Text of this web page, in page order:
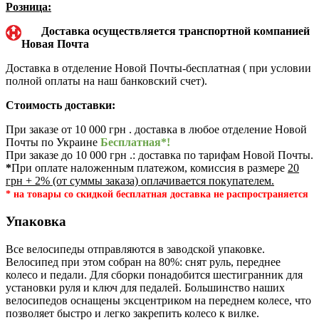
Розница:
Доставка осуществляется транспортной компанией
Новая Почта
Доставка в отделение Новой Почты-бесплатная ( при условии
полной оплаты на наш банковский счет).
Стоимость доставки:
При заказе от 10 000 грн . доставка в любое отделение Новой
Почты по Украине Бесплатная*!
При заказе до 10 000 грн .: доставка по тарифам Новой Почты.
*При оплате наложенным платежом, комиссия в размере 20
грн + 2% (от суммы заказа) оплачивается покупателем.
* на товары со скидкой бесплатная доставка не распространяется
Упаковка
Все велосипеды отправляются в заводской упаковке.
Велосипед при этом собран на 80%: снят руль, переднее
колесо и педали. Для сборки понадобится шестигранник для
установки руля и ключ для педалей. Большинство наших
велосипедов оснащены эксцентриком на переднем колесе, что
позволяет быстро и легко закрепить колесо к вилке.